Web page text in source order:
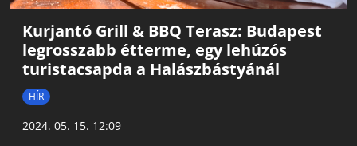
Kurjantó Grill & BBQ Terasz: Budapest
legrosszabb étterme, egy lehúzós
turistacsapda a Halászbástyánál
HÍR
2024. 05. 15. 12:09